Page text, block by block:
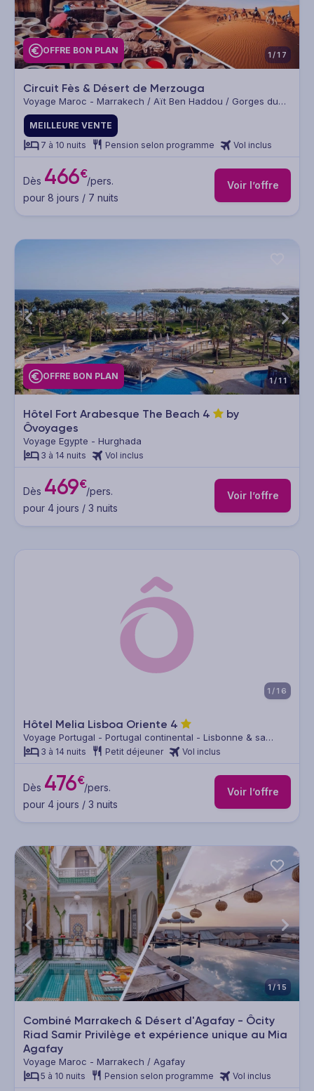
OFFRE BON PLAN 1/17
Circuit Fès & Désert de Merzouga
Voyage Maroc - Marrakech / Aït Ben Haddou / Gorges du
Dadès / Vallée de Todra / Merzouga / Fès
MEILLEURE VENTE
7 à 10 nuits
Pension selon programme Vol inclus
Dès 466€/pers.
pour 8 jours / 7 nuits
Voir l’offre
OFFRE BON PLAN 1/11
Hôtel Fort Arabesque The Beach 4
by
Ôvoyages
Voyage Egypte - Hurghada
3 à 14 nuits Vol inclus
Dès 469€/pers.
pour 4 jours / 3 nuits
Voir l’offre
1/16
Hôtel Melia Lisboa Oriente 4
Voyage Portugal - Portugal continental - Lisbonne & sa
région3 à 14 nuits Petit déjeuner Vol inclus
Dès 476€/pers.
pour 4 jours / 3 nuits
Voir l’offre
1/15
Combiné Marrakech & Désert d'Agafay - Ôcity
Riad Samir Privilège et expérience unique au Mia
Agafay
Voyage Maroc - Marrakech / Agafay
5 à 10 nuits Pension selon programme Vol inclus